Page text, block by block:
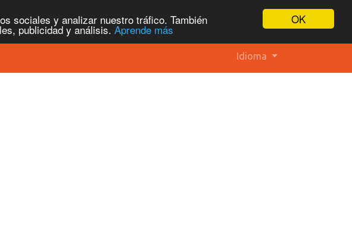
OK
sociales y analizar nuestro tráfico. También
publicidad y análisis. Aprende más
Idioma